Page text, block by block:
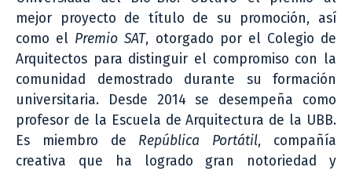
mejor proyecto de título de su promoción, así
como el Premio SAT, otorgado por el Colegio de
Arquitectos para distinguir el compromiso con la
comunidad demostrado durante su formación
universitaria. Desde 2014 se desempeña como
profesor de la Escuela de Arquitectura de la UBB.
Es miembro de República Portátil, compañía
creativa que ha logrado gran notoriedad y